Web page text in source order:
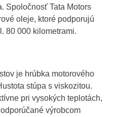
Spoločnosť Tata Motors
oleje, ktoré podporujú
80 000 kilometrami.
je hrúbka motorového
stúpa s viskozitou.
pri vysokých teplotách,
výrobcom